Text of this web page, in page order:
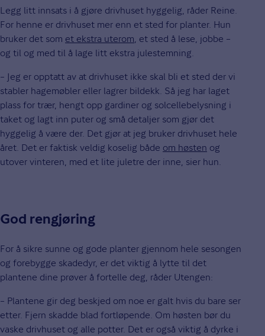
Legg litt innsats i å gjøre drivhuset hyggelig, råder Reine.
For henne er drivhuset mer enn et sted for planter. Hun
bruker det som et ekstra uterom , et sted å lese, jobbe –
og til og med til å lage litt ekstra julestemning.
– Jeg er opptatt av at drivhuset ikke skal bli et sted der vi
stabler hagemøbler eller lagrer bildekk. Så jeg har laget
plass for trær, hengt opp gardiner og solcellebelysning i
taket og lagt inn puter og små detaljer som gjør det
hyggelig å være der. Det gjør at jeg bruker drivhuset hele
året. Det er faktisk veldig koselig både om høsten og
utover vinteren, med et lite juletre der inne, sier hun.
God rengjøring
For å sikre sunne og gode planter gjennom hele sesongen
og forebygge skadedyr, er det viktig å lytte til det
plantene dine prøver å fortelle deg, råder Utengen:
– Plantene gir deg beskjed om noe er galt hvis du bare ser
etter. Fjern skadde blad fortløpende. Om høsten bør du
vaske drivhuset og alle potter. Det er også viktig å dyrke i